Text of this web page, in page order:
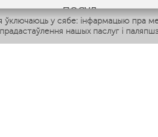
у сябе: інфармацыю пра
нашых паслуг і
ПОСУД